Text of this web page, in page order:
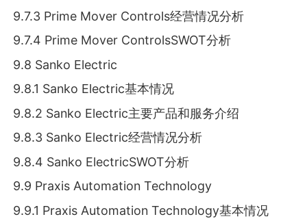
9.7.3 Prime Mover Controls经营情况分析
9.7.4 Prime Mover ControlsSWOT分析
9.8 Sanko Electric
9.8.1 Sanko Electric基本情况
9.8.2 Sanko Electric主要产品和服务介绍
9.8.3 Sanko Electric经营情况分析
9.8.4 Sanko ElectricSWOT分析
9.9 Praxis Automation Technology
9.9.1 Praxis Automation Technology基本情况